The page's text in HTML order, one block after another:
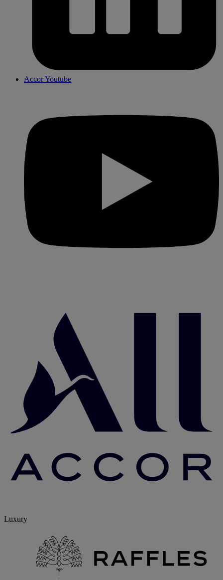
Accor Youtube
Luxury